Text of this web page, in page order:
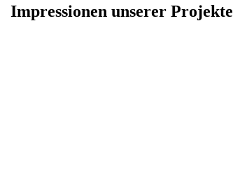
Impressionen unserer Projekte